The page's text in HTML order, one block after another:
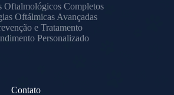
Oftalmológicos Completos
Oftálmicas Avançadas
e Tratamento
Personalizado
Contato